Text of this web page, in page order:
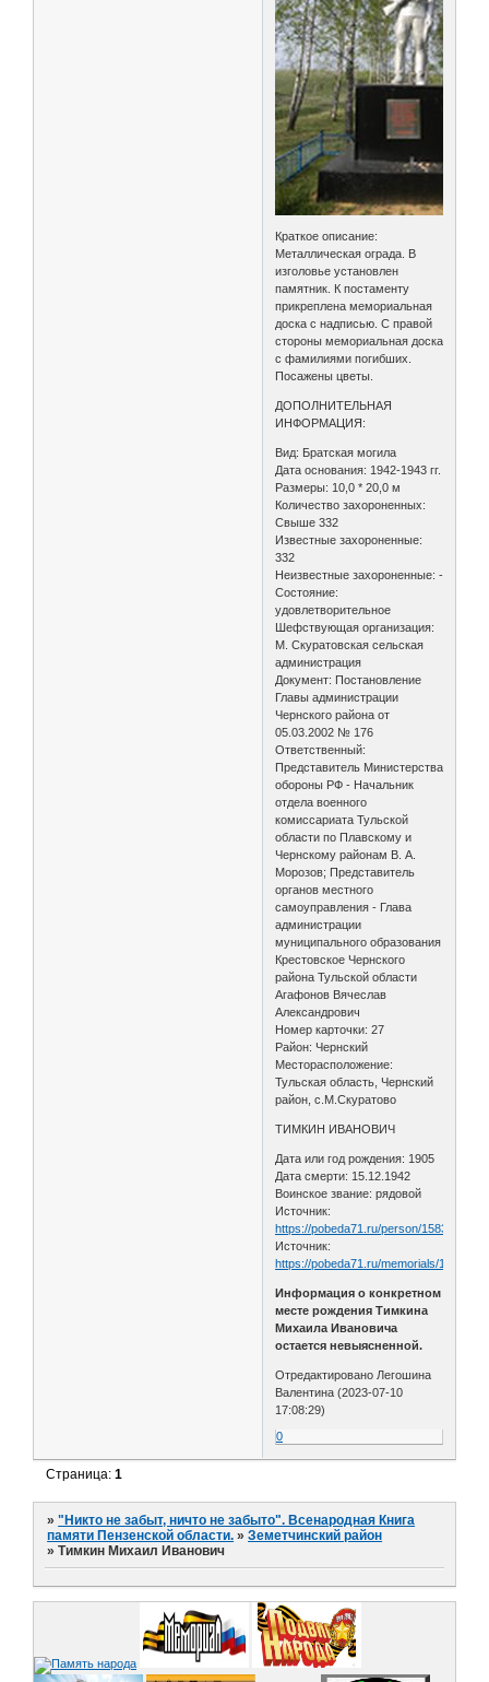
Краткое описание:
Металлическая ограда. В
изголовье установлен
памятник. К постаменту
прикреплена мемориальная
доска с надписью. С правой
стороны мемориальная доска
с фамилиями погибших.
Посажены цветы.
ДОПОЛНИТЕЛЬНАЯ
ИНФОРМАЦИЯ:
Вид: Братская могила
Дата основания: 1942-1943 гг.
Размеры: 10,0 * 20,0 м
Количество захороненных:
Свыше 332
Известные захороненные:
332
Неизвестные захороненные: -
Состояние:
удовлетворительное
Шефствующая организация:
М. Скуратовская сельская
администрация
Документ: Постановление
Главы администрации
Чернского района от
05.03.2002 № 176
Ответственный:
Представитель Министерства
обороны РФ - Начальник
отдела военного
комиссариата Тульской
области по Плавскому и
Чернскому районам В. А.
Морозов; Представитель
органов местного
самоуправления - Глава
администрации
муниципального образования
Крестовское Чернского
района Тульской области
Агафонов Вячеслав
Александрович
Номер карточки: 27
Район: Чернский
Месторасположение:
Тульская область, Чернский
район, с.М.Скуратово
ТИМКИН ИВАНОВИЧ
Дата или год рождения: 1905
Дата смерти: 15.12.1942
Воинское звание: рядовой
Источник:
https://pobeda71.ru/person/158329/
Источник:
https://pobeda71.ru/memorials/121822/
Информация о конкретном
месте рождения Тимкина
Михаила Ивановича
остается невыясненной.
Отредактировано Легошина
Валентина (2023-07-10
17:08:29)
0
Страница:1
»"Никто не забыт, ничто не забыто". Всенародная Книга
памяти Пензенской области. »Земетчинский район
»Тимкин Михаил Иванович